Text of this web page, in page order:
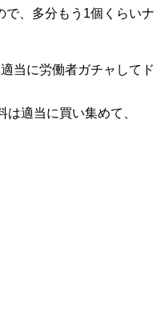
で、多分もう1個くらいナ
当に労働者ガチャしてド
適当に買い集めて、